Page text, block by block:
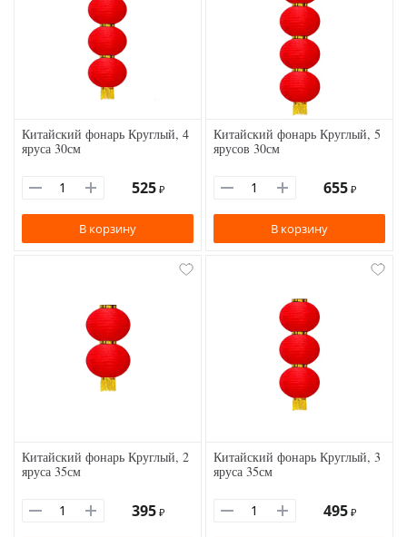
Китайский фонарь Круглый, 4
яруса 30см
525 ₽
В корзину
Китайский фонарь Круглый, 5
ярусов 30см
655 ₽
В корзину
Китайский фонарь Круглый, 2
яруса 35см
395 ₽
Китайский фонарь Круглый, 3
яруса 35см
495 ₽